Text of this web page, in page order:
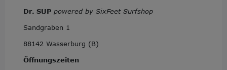
Dr. SUP powered by SixFeet Surfshop
Sandgraben 1
88142 Wasserburg (B)
Öffnungszeiten